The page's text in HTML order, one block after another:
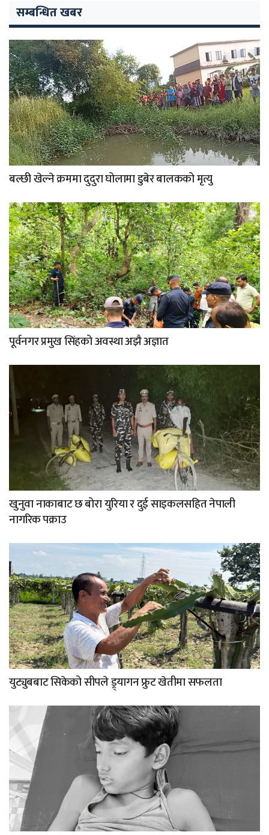
सम्बन्धित खबर
बल्छी खेल्ने क्रममा दुदुरा घोलामा डुबेर बालकको मृत्यु
पूर्वनगर प्रमुख सिंहको अवस्था अझै अज्ञात
खुनुवा नाकाबाट छ बोरा युरिया र दुई साइकलसहित नेपाली
नागरिक पक्राउ
युट्युबबाट सिकेको सीपले ड्र्यागन फ्रुट खेतीमा सफलता